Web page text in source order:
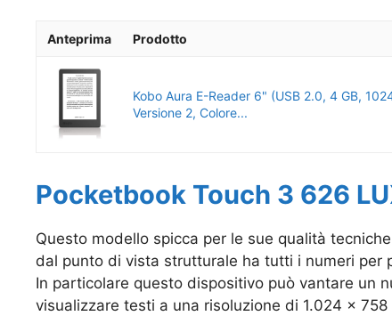
Anteprima Prodotto
Kobo Aura E-Reader 6" (USB 2.0, 4 GB,
Versione 2, Colore...
Pocketbook Touch 3 626
Questo modello spicca per le sue qualità
dal punto di vista strutturale ha tutti i numeri per
In particolare questo dispositivo può vantare un
visualizzare testi a una risoluzione di 1.024 x 758